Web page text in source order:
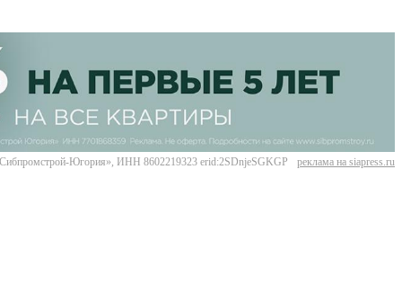
Югория», ИНН 8602219323 erid:2SDnjeSGKGP реклама на siapress.ru